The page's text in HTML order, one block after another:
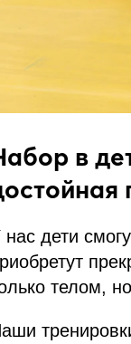
в
нас дети
телом,